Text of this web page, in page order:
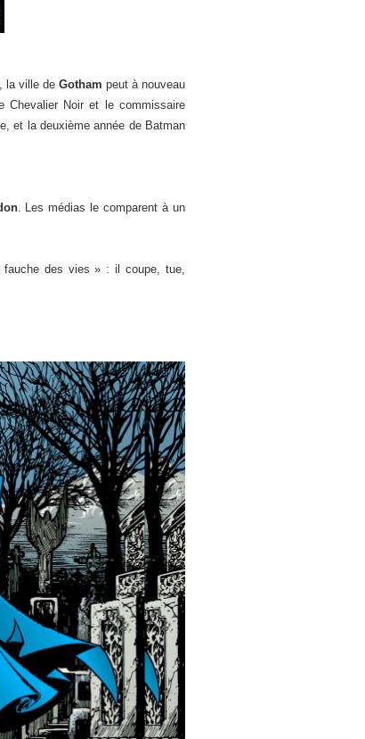
la ville de Gotham peut à nouveau
Chevalier Noir et le commissaire
et la deuxième année de Batman
. Les médias le comparent à un
fauche des vies » : il coupe, tue,